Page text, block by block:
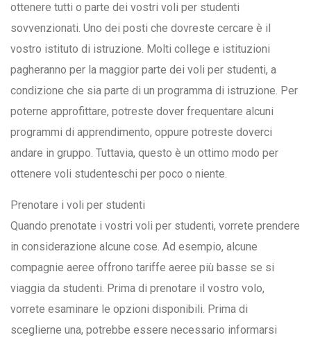
ottenere tutti o parte dei vostri voli per studenti
sovvenzionati. Uno dei posti che dovreste cercare è il
vostro istituto di istruzione. Molti college e istituzioni
pagheranno per la maggior parte dei voli per studenti, a
condizione che sia parte di un programma di istruzione. Per
poterne approfittare, potreste dover frequentare alcuni
programmi di apprendimento, oppure potreste doverci
andare in gruppo. Tuttavia, questo è un ottimo modo per
ottenere voli studenteschi per poco o niente.
Prenotare i voli per studenti
Quando prenotate i vostri voli per studenti, vorrete prendere
in considerazione alcune cose. Ad esempio, alcune
compagnie aeree offrono tariffe aeree più basse se si
viaggia da studenti. Prima di prenotare il vostro volo,
vorrete esaminare le opzioni disponibili. Prima di
sceglierne una, potrebbe essere necessario informarsi